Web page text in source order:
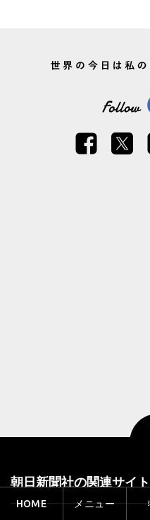
朝日新聞社の関連サイト
HOME メニュー